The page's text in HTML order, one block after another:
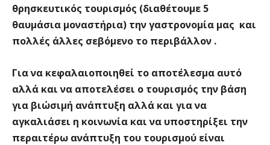
θρησκευτικός τουρισμός (διαθέτουμε 5
θαυμάσια μοναστήρια) την γαστρονομία μας και
πολλές άλλες σεβόμενο το περιβάλλον .
Για να κεφαλαιοποιηθεί το αποτέλεσμα αυτό
αλλά και να αποτελέσει ο τουρισμός την βάση
για βιώσιμή ανάπτυξη αλλά και για να
αγκαλιάσει η κοινωνία και να υποστηρίξει την
περαιτέρω ανάπτυξη του τουρισμού είναι